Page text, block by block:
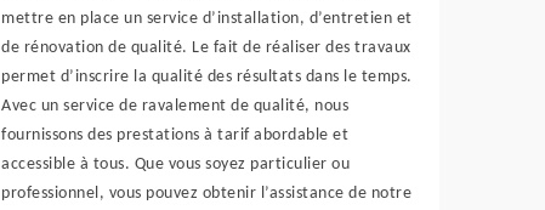
mettre en place un service d’installation, d’entretien et
de rénovation de qualité. Le fait de réaliser des travaux
permet d’inscrire la qualité des résultats dans le temps.
Avec un service de ravalement de qualité, nous
fournissons des prestations à tarif abordable et
accessible à tous. Que vous soyez particulier ou
professionnel, vous pouvez obtenir l’assistance de notre